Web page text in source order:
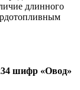
длинного
шифр «Овод»